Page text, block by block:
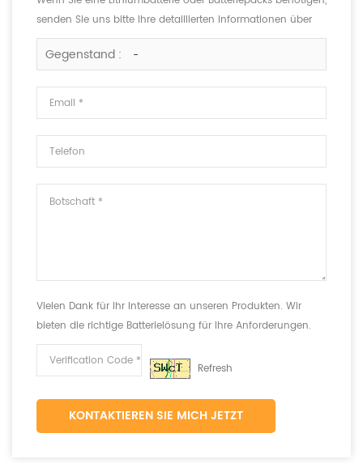
senden Sie uns bitte Ihre detaillierten Informationen über
die Spannung, die Kapazität und die Größe.
Gegenstand : -
Vielen Dank für Ihr Interesse an unseren Produkten. Wir
bieten die richtige Batterielösung für Ihre Anforderungen.
Refresh
KONTAKTIEREN SIE MICH JETZT